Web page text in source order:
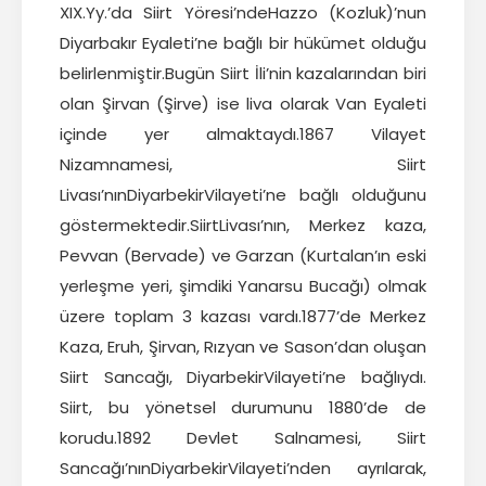
XIX.Yy.’da Siirt Yöresi’ndeHazzo (Kozluk)’nun
Diyarbakır Eyaleti’ne bağlı bir hükümet olduğu
belirlenmiştir.Bugün Siirt İli’nin kazalarından biri
olan Şirvan (Şirve) ise liva olarak Van Eyaleti
içinde yer almaktaydı.1867 Vilayet
Nizamnamesi, Siirt
Livası’nınDiyarbekirVilayeti’ne bağlı olduğunu
göstermektedir.SiirtLivası’nın, Merkez kaza,
Pevvan (Bervade) ve Garzan (Kurtalan’ın eski
yerleşme yeri, şimdiki Yanarsu Bucağı) olmak
üzere toplam 3 kazası vardı.1877’de Merkez
Kaza, Eruh, Şirvan, Rızyan ve Sason’dan oluşan
Siirt Sancağı, DiyarbekirVilayeti’ne bağlıydı.
Siirt, bu yönetsel durumunu 1880’de de
korudu.1892 Devlet Salnamesi, Siirt
Sancağı’nınDiyarbekirVilayeti’nden ayrılarak,